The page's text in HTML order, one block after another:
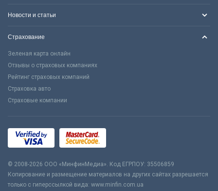
Новости и статьи
Страхование
Зеленая карта онлайн
Отзывы о страховых компаниях
Рейтинг страховых компаний
Страховка авто
Страховые компании
© 2008-2026 ООО «МинфинМедиа». Код ЕГРПОУ: 35506859
Копирование и размещение материалов на других сайтах разрешается
только с гиперссылкой вида: www.minfin.com.ua